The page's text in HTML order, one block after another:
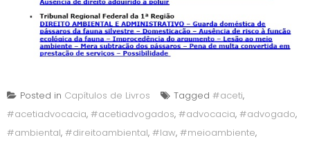
Posted in Capítulos de Livros Tagged #aceti,
#acetiadvocacia, #acetiadvogados, #advocacia, #advogado,
#ambiental, #direitoambiental, #law, #meioambiente,